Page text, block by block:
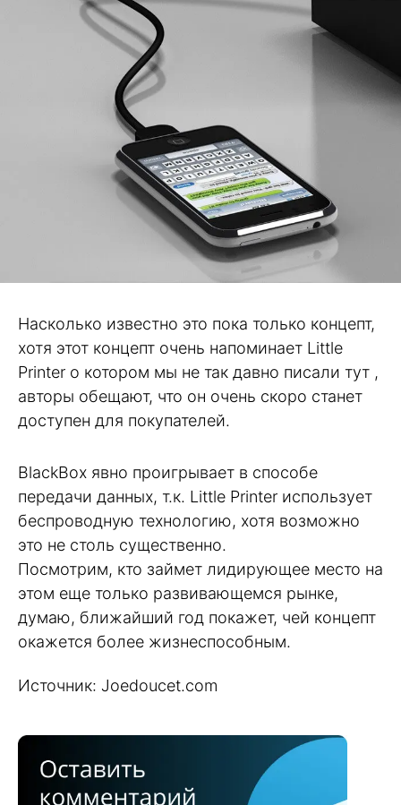
Насколько известно это пока только концепт,
хотя этот концепт очень напоминает Little
Printer о котором мы не так давно писали тут ,
авторы обещают, что он очень скоро станет
доступен для покупателей.
BlackBox явно проигрывает в способе
передачи данных, т.к. Little Printer использует
беспроводную технологию, хотя возможно
это не столь существенно.
Посмотрим, кто займет лидирующее место на
этом еще только развивающемся рынке,
думаю, ближайший год покажет, чей концепт
окажется более жизнеспособным.
Источник: Joedoucet.com